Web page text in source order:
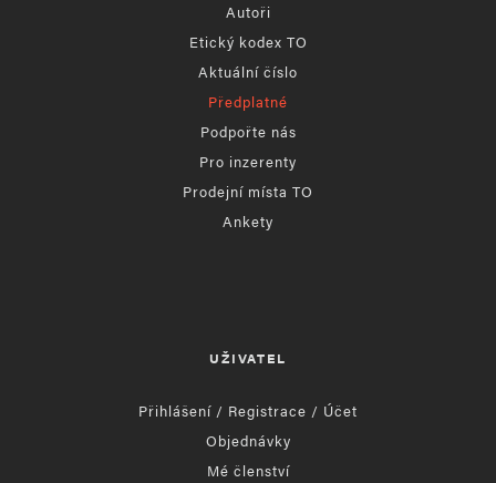
Autoři
Etický kodex TO
Aktuální číslo
Předplatné
Podpořte nás
Pro inzerenty
Prodejní místa TO
Ankety
UŽIVATEL
Přihlášení / Registrace / Účet
Objednávky
Mé členství